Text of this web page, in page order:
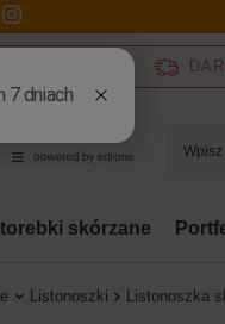
skórzane
Listonoszki Listonoszka